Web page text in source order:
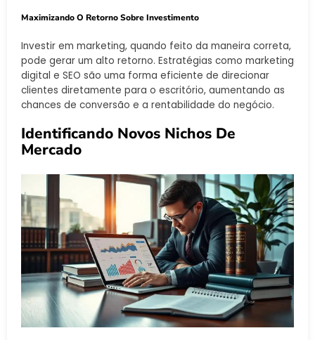
Maximizando O Retorno Sobre Investimento
Investir em marketing, quando feito da maneira correta,
pode gerar um alto retorno. Estratégias como marketing
digital e SEO são uma forma eficiente de direcionar
clientes diretamente para o escritório, aumentando as
chances de conversão e a rentabilidade do negócio.
Identificando Novos Nichos De
Mercado